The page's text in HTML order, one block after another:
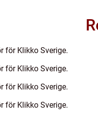
för Klikko Sverige.
för Klikko Sverige.
för Klikko Sverige.
för Klikko Sverige.